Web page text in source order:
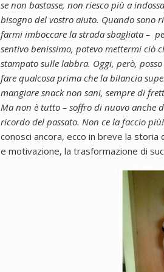
se non bastasse, non riesco più a
bisogno del vostro aiuto. Quando sono
farmi imboccare la strada sbagliata –
sentivo benissimo, potevo mettermi ciò
stampato sulle labbra. Oggi, però,
fare qualcosa prima che la bilancia
mangiare snack non sani, sempre di
Ma non è tutto – soffro di nuovo anche
ricordo del passato. Non ce la faccio più!
conosci ancora, ecco in breve la
e motivazione, la trasformazione di